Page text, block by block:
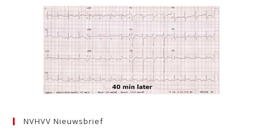
NVHVV Nieuwsbrief